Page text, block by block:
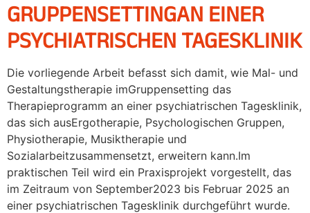
GRUPPENSETTINGAN EINER
PSYCHIATRISCHEN TAGESKLINIK
Die vorliegende Arbeit befasst sich damit, wie Mal- und
Gestaltungstherapie imGruppensetting das
Therapieprogramm an einer psychiatrischen Tagesklinik,
das sich ausErgotherapie, Psychologischen Gruppen,
Physiotherapie, Musiktherapie und
Sozialarbeitzusammensetzt, erweitern kann.Im
praktischen Teil wird ein Praxisprojekt vorgestellt, das
im Zeitraum von September2023 bis Februar 2025 an
einer psychiatrischen Tagesklinik durchgeführt wurde.